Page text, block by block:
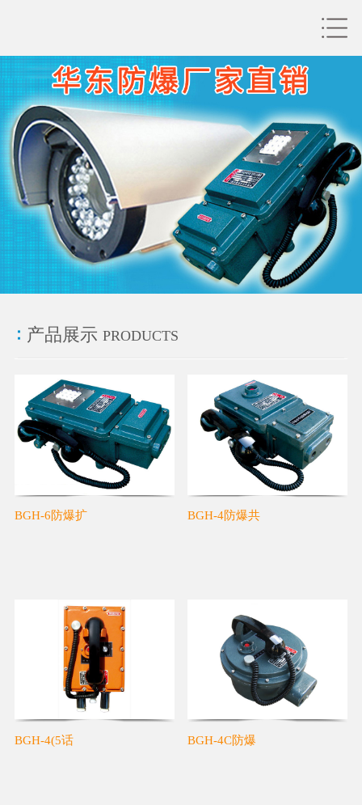
产品展示 PRODUCTS
BGH-6防爆扩 BGH-4防爆共
BGH-4(5话 BGH-4C防爆